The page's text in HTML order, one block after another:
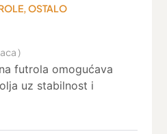
, OSTALO
)
futrola omogućava
uz stabilnost i